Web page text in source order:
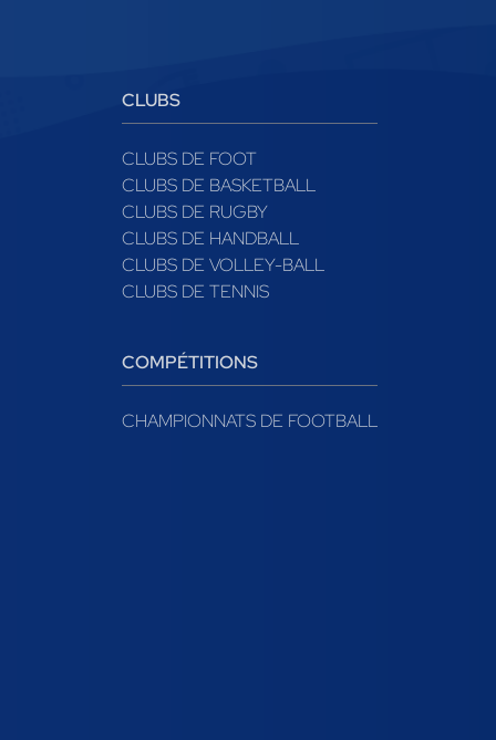
CLUBS
CLUBS DE FOOT
CLUBS DE BASKETBALL
CLUBS DE RUGBY
CLUBS DE HANDBALL
CLUBS DE VOLLEY-BALL
CLUBS DE TENNIS
COMPÉTITIONS
CHAMPIONNATS DE FOOTBALL